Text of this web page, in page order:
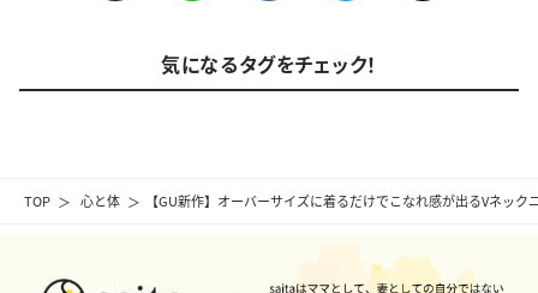
TOP 心と体 【GU新作】オーバーサイズに着るだけでこなれ感が出るVネッ
気になるタグをチェック！